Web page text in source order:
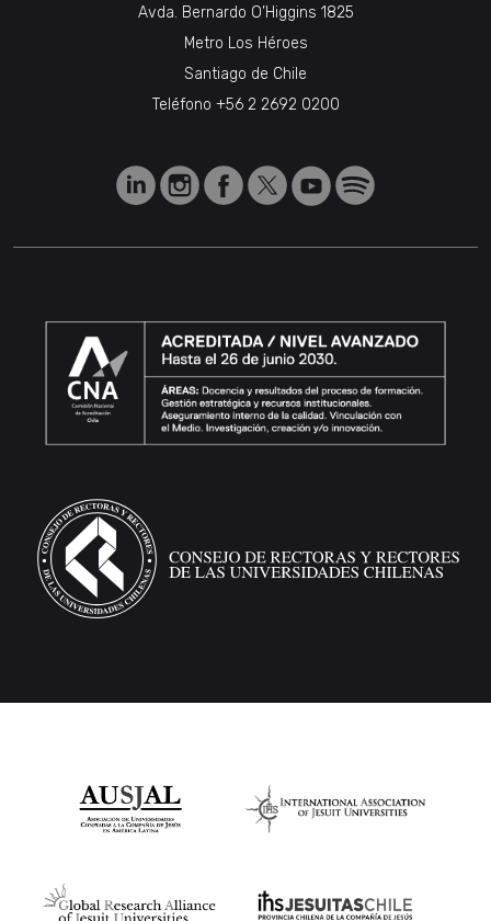
Avda. Bernardo O’Higgins 1825
Metro Los Héroes
Santiago de Chile
Teléfono +56 2 2692 0200